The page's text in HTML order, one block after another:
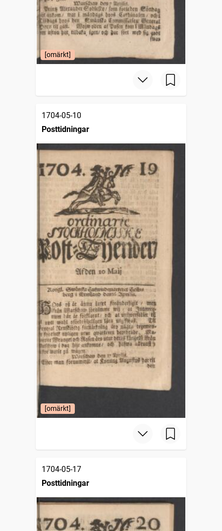
[omärkt]
1704-05-10
Posttidningar
[omärkt]
1704-05-17
Posttidningar